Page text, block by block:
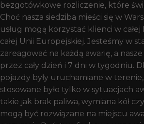
bezgotówkowe rozliczenie, które
Choć nasza siedziba mieści się w
usług mogą korzystać klienci w
całej Unii Europejskiej. Jesteśmy w
zareagować na każdą awarię, a
przez cały dzień i 7 dni w tygodniu.
pojazdy były uruchamiane w
stosowane było tylko w sytuacjach
takie jak brak paliwa, wymiana kół
mogą być rozwiązane na miejscu